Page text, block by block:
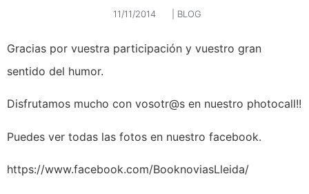
11/11/2014 BLOG
Gracias por vuestra participación y vuestro gran
sentido del humor.
Disfrutamos mucho con vosotr@s en nuestro photocall!!
Puedes ver todas las fotos en nuestro facebook.
https://www.facebook.com/BooknoviasLleida/